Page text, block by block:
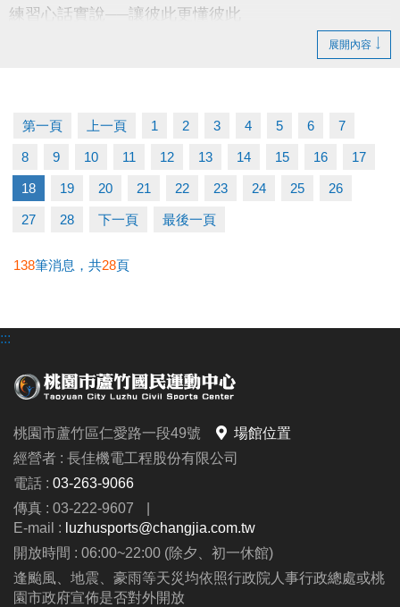
練習心話實說──讓彼此更懂彼此
講師：陳嘉昀｜尼思湖心理諮商所 — 實習諮商心理師
（桃園市蘆竹區仁愛路一段49號）
公益免費講座
限額 15 位！ 掃描 QR Code 或連結填表報名，馬上卡
位！
https://forms.gle/Fqt1ufVS6ns7nS3B8
展開內容
第一頁 上一頁 1 2 3 4 5 6 7
8 9 10 11 12 13 14 15 16 17
18 19 20 21 22 23 24 25 26
27 28 下一頁 最後一頁
138筆消息，共28頁
:::
桃園市蘆竹區仁愛路一段49號
場館位置
經營者 : 長佳機電工程股份有限公司
電話 : 03-263-9066
傳真 : 03-222-9607
E-mail : luzhusports@changjia.com.tw
開放時間 : 06:00~22:00 (除夕、初一休館)
逢颱風、地震、豪雨等天災均依照行政院人事行政總處或桃
園市政府宣佈是否對外開放